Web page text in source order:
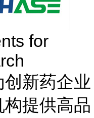
for
新药企业
提供高品